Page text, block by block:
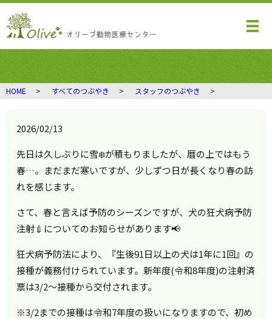
メ
HOME すべてのつぶやき スタッフのつぶやき
2026/02/13
先日は久しぶりに雪❄️が積もりましたが、暦の上ではもう
春…。まだまだ寒いですが、少しずつ日が長くなり春の訪
れを感じます。
さて、春と言えば予防のシーズンですが、犬の狂犬病予防
注射💉についてのお知らせがあります📢
狂犬病予防法により、『生後91日以上の犬は1年に1回』の
接種が義務付けられています。新年度(令和8年度)の注射済
票は3/2〜接種から交付されます。
※3/2までの接種は令和7年度の扱いになりますので、初め